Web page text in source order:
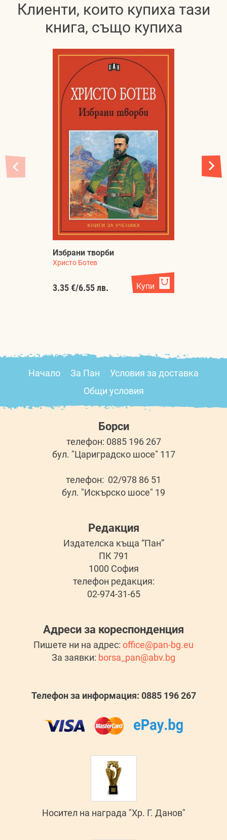
Клиенти, които купиха тази
книга, също купиха
Избрани творби
Христо Ботев
3.35 €/6.55 лв. Купи
Начало За Пан
Условия за доставка
Общи условия
Борси
телефон: 0885 196 267
бул. "Цариградско шосе" 117
телефон: 02/978 86 51
бул. "Искърско шосе" 19
Редакция
Издателска къща “Пан”
ПК 791
1000 София
телефон редакция:
02-974-31-65
Адреси за кореспонденция
Пишете ни на адрес: office@pan-bg.eu
За заявки: borsa_pan@abv.bg
Телефон за информация: 0885 196 267
Носител на награда "Хр. Г. Данов"